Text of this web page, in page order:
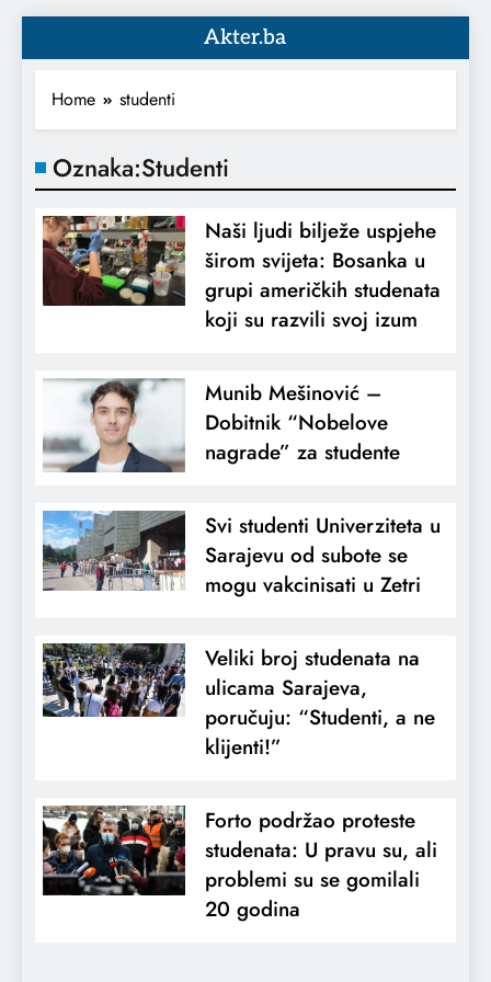
Akter.ba
Home studenti
Oznaka:Studenti
Naši ljudi bilježe uspjehe
širom svijeta: Bosanka u
grupi američkih studenata
koji su razvili svoj izum
Munib Mešinović –
Dobitnik “Nobelove
nagrade” za studente
Svi studenti Univerziteta u
Sarajevu od subote se
mogu vakcinisati u Zetri
Veliki broj studenata na
ulicama Sarajeva,
poručuju: “Studenti, a ne
klijenti!”
Forto podržao proteste
studenata: U pravu su, ali
problemi su se gomilali
20 godina